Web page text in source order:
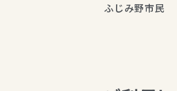
ふじみ野市民